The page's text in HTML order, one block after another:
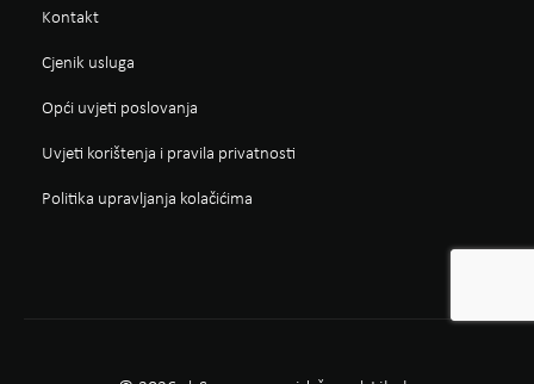
Kontakt
Cjenik usluga
Opći uvjeti poslovanja
Uvjeti korištenja i pravila privatnosti
Politika upravljanja kolačićima